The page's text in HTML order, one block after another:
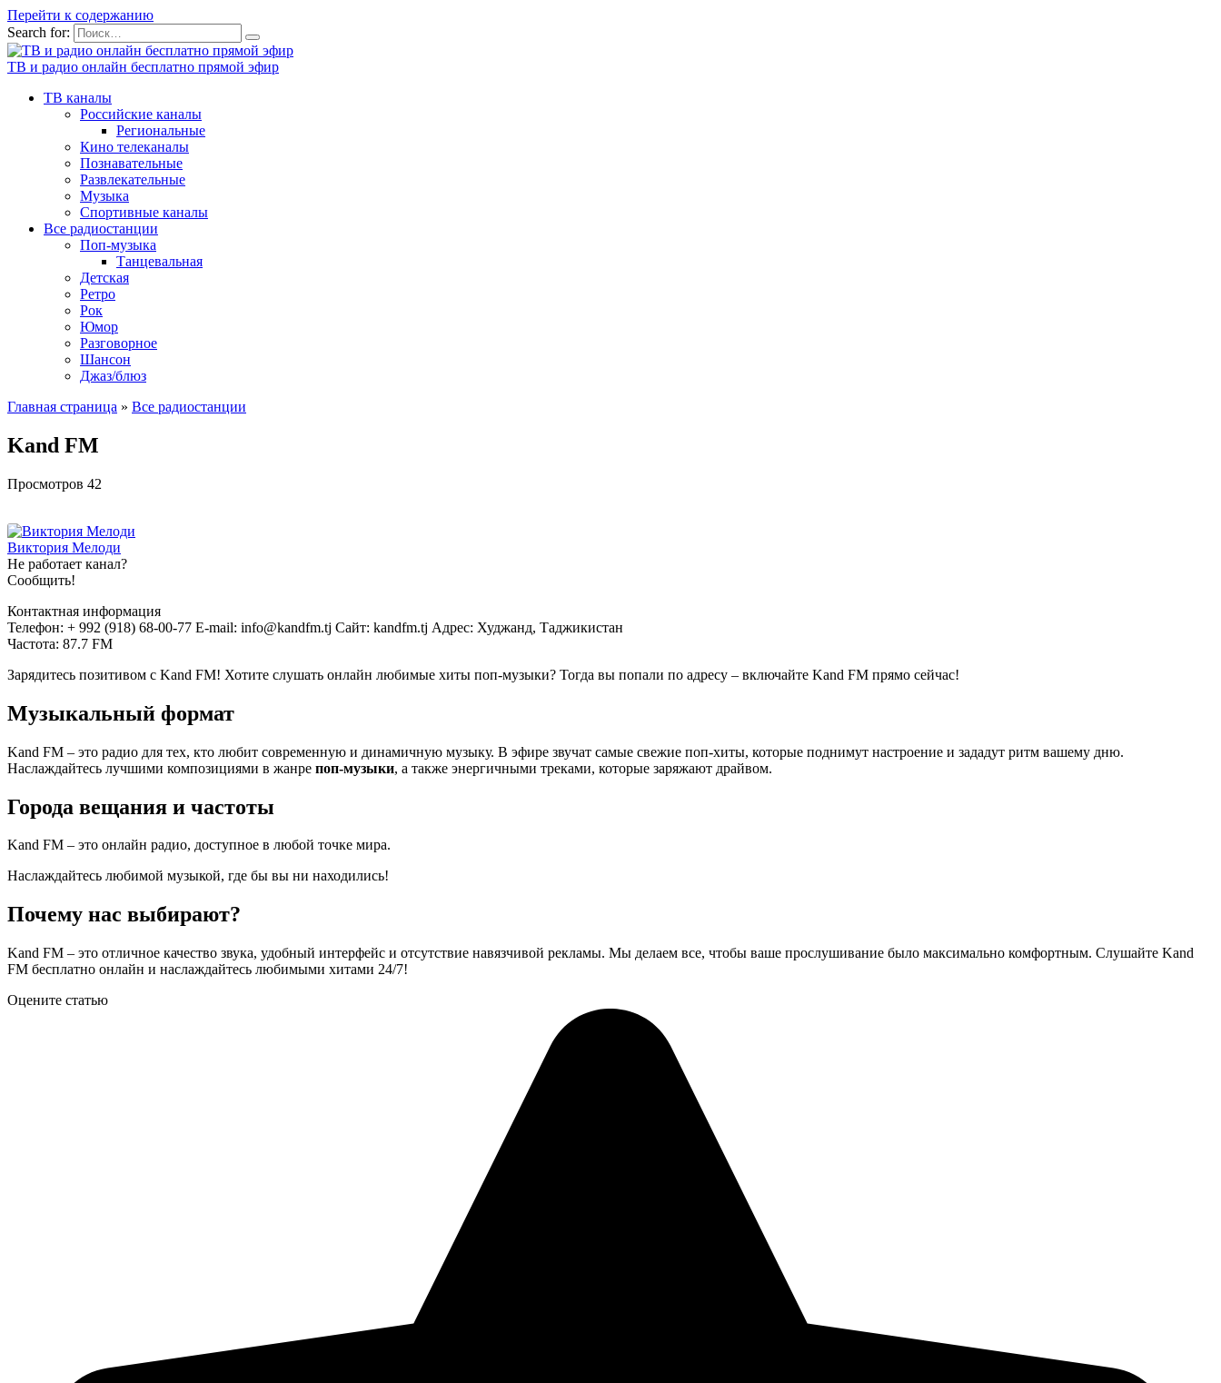
Перейти к содержанию
Search for:
ТВ и радио онлайн бесплатно прямой эфир
ТВ каналы
Российские каналы
Региональные
Кино телеканалы
Познавательные
Развлекательные
Музыка
Спортивные каналы
Все радиостанции
Поп-музыка
Танцевальная
Детская
Ретро
Рок
Юмор
Разговорное
Шансон
Джаз/блюз
Главная страница » Все радиостанции
Kand FM
Просмотров 42
Виктория Мелоди
Не работает канал?
Сообщить!
Контактная информация
Телефон: + 992 (918) 68-00-77 E-mail: info@kandfm.tj Сайт: kandfm.tj Адрес: Худжанд, Таджикистан
Частота: 87.7 FM
Зарядитесь позитивом с Kand FM! Хотите слушать онлайн любимые хиты поп-музыки? Тогда вы попали по адресу – включайте Kand FM прямо сейчас!
Музыкальный формат
Kand FM – это радио для тех, кто любит современную и динамичную музыку. В эфире звучат самые свежие поп-хиты, которые поднимут настроение и зададут ритм вашему дню.
Наслаждайтесь лучшими композициями в жанре поп-музыки, а также энергичными треками, которые заряжают драйвом.
Города вещания и частоты
Kand FM – это онлайн радио, доступное в любой точке мира.
Наслаждайтесь любимой музыкой, где бы вы ни находились!
Почему нас выбирают?
Kand FM – это отличное качество звука, удобный интерфейс и отсутствие навязчивой рекламы. Мы делаем все, чтобы ваше прослушивание было максимально комфортным. Слушайте Kand
FM бесплатно онлайн и наслаждайтесь любимыми хитами 24/7!
Оцените статью